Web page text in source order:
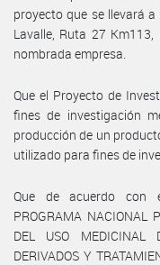
proyecto que se llevará
Lavalle, Ruta 27
nombrada empresa.
Que el Proyecto de
fines de investigación
producción de un
utilizado para fines de
Que de acuerdo con
PROGRAMA NACIONAL
DEL USO
DERIVADOS Y